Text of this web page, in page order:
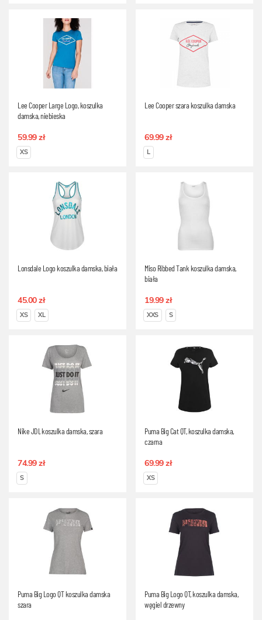
Lee Cooper Large Logo, koszulka
damska, niebieska
59.99 zł
XS
Lee Cooper szara koszulka damska
69.99 zł
L
Lonsdale Logo koszulka damska, biała
45.00 zł
XS XL
Miso Ribbed Tank koszulka damska,
biała
19.99 zł
XXS S
Nike JDI, koszulka damska, szara
74.99 zł
S
Puma Big Cat QT, koszulka damska,
czarna
69.99 zł
XS
Puma Big Logo QT koszulka damska
szara
Puma Big Logo QT, koszulka damska,
węgiel drzewny